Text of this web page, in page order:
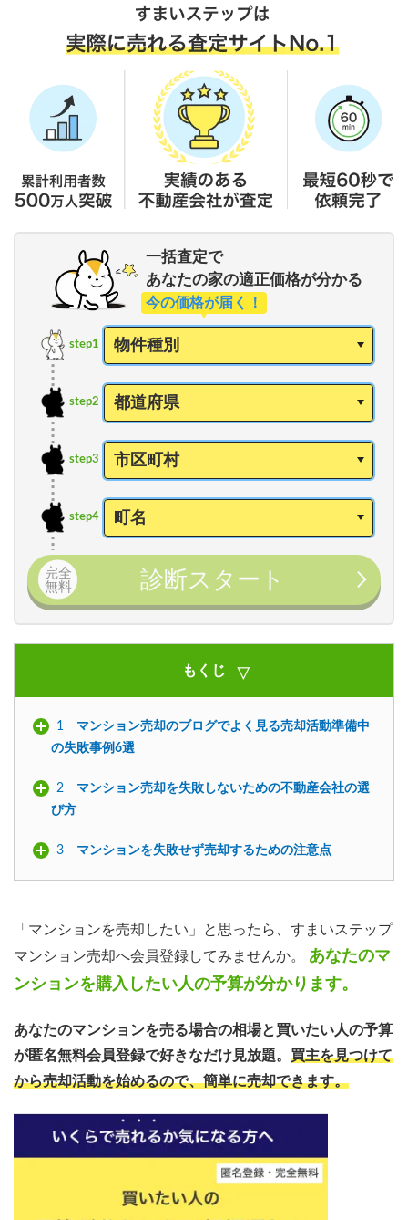
一括査定で
あなたの家の適正価格が分かる
今の価格が届く！
step1
step2
step3
step4
完全
無料
診断スタート
もくじ
1
マンション売却のブログでよく見る売却活動準備中
の失敗事例6選
2
マンション売却を失敗しないための不動産会社の選
び方
3 マンションを失敗せず売却するための注意点
「マンションを売却したい」と思ったら、すまいステップ
マンション売却へ会員登録してみませんか。 あなたのマ
ンションを購入したい人の予算が分かります。
あなたのマンションを売る場合の相場と買いたい人の予算
が匿名無料会員登録で好きなだけ見放題。 買主を見つけて
から売却活動を始めるので、簡単に売却できます。